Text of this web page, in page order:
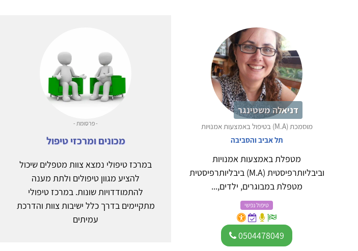
דניאלה משטינגר
מוסמכת (M.A) בטיפול באמצעות אמנויות
תל אביב והסביבה
מטפלת באמצעות אמנויות
וביבליותרפיסטית (M.A) ביבליותרפיסטית
מטפלת במבוגרים, ילדים,...
טיפול נפשי
0504478049
- פרסומת -
מכונים ומרכזי טיפול
במרכז טיפולי נמצא צוות מטפלים שיכול
להציע מגוון טיפולים ולתת מענה
להתמודדויות שונות. במרכז טיפולי
מתקיימים בדרך כלל ישיבות צוות והדרכת
עמיתים